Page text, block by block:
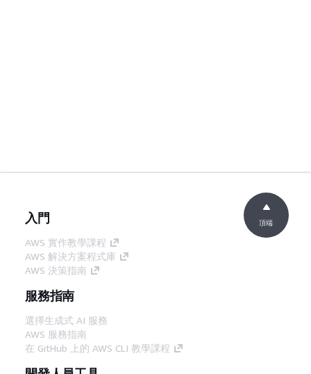
入門
AWS 實作教學課程
AWS 解決方案程式庫
AWS 決策指南
服務指南
選擇生成式 AI 服務
AWS 服務指南
在 GitHub 上的 AWS CLI 教學課程
頂端